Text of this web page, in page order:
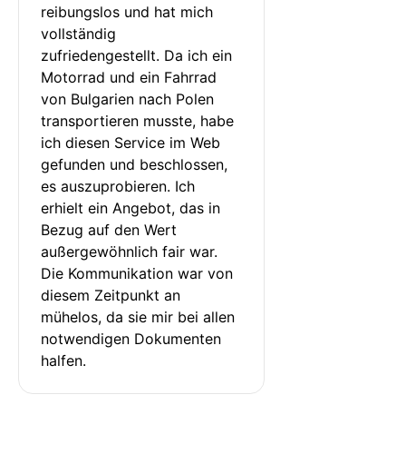
reibungslos und hat mich
vollständig
zufriedengestellt. Da ich ein
Motorrad und ein Fahrrad
von Bulgarien nach Polen
transportieren musste, habe
ich diesen Service im Web
gefunden und beschlossen,
es auszuprobieren. Ich
erhielt ein Angebot, das in
Bezug auf den Wert
außergewöhnlich fair war.
Die Kommunikation war von
diesem Zeitpunkt an
mühelos, da sie mir bei allen
notwendigen Dokumenten
halfen.